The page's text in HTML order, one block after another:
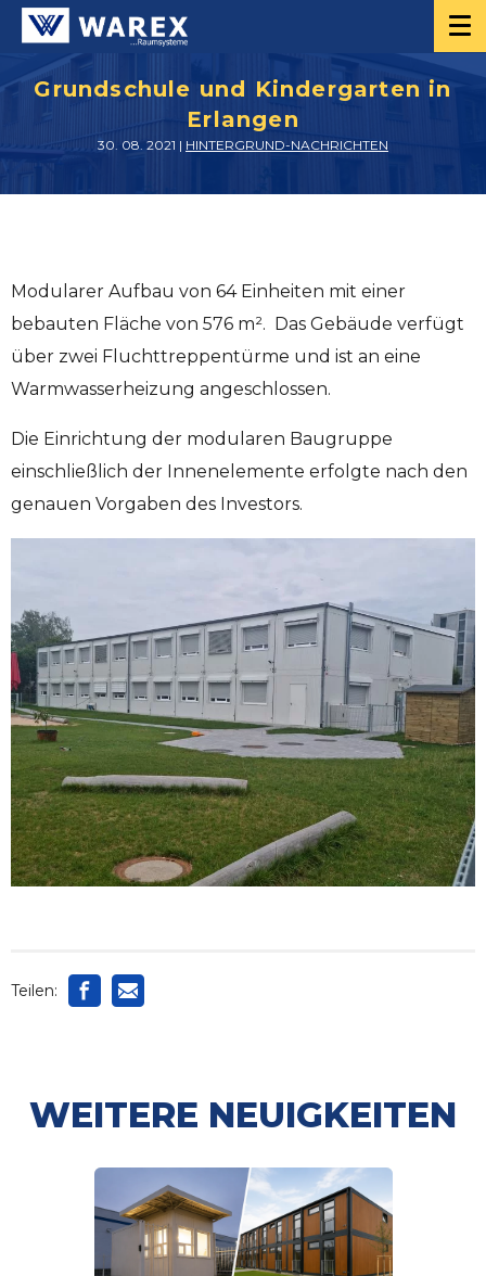
Grundschule und Kindergarten in
Erlangen
30. 08. 2021 | HINTERGRUND-NACHRICHTEN
Modularer Aufbau von 64 Einheiten mit einer
bebauten Fläche von 576 m². Das Gebäude verfügt
über zwei Fluchttreppentürme und ist an eine
Warmwasserheizung angeschlossen.
Die Einrichtung der modularen Baugruppe
einschließlich der Innenelemente erfolgte nach den
genauen Vorgaben des Investors.
Teilen:
WEITERE NEUIGKEITEN